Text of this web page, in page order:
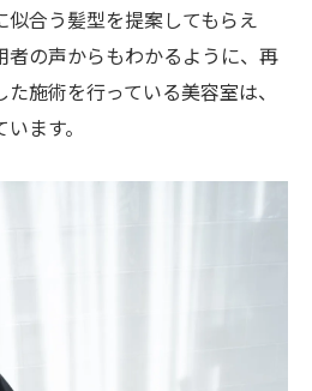
合う髪型を提案してもらえ
者の声からもわかるように、再
施術を行っている美容室は、
ます。